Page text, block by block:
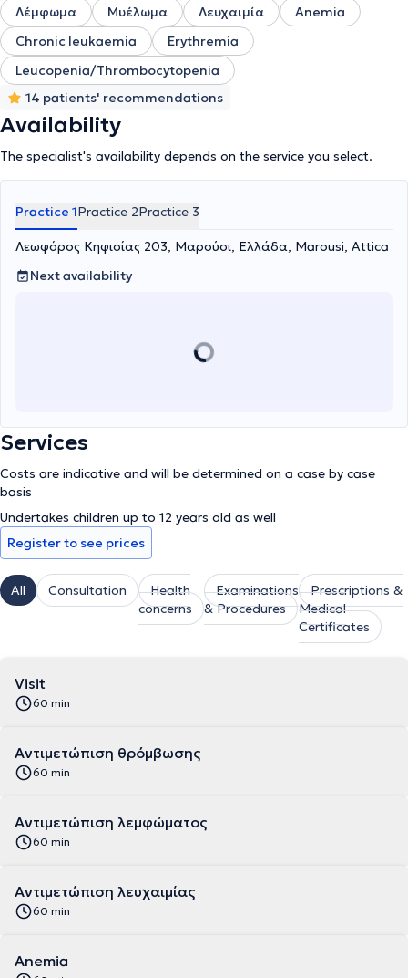
Λέμφωμα Μυέλωμα Λευχαιμία
Anemia
Chronic leukaemia
Erythremia
Leucopenia/Thrombocytopenia
14 patients' recommendations
Availability
The specialist's availability depends on the service you select.
Practice 1Practice 2Practice 3
Λεωφόρος Κηφισίας 203, Μαρούσι, Ελλάδα, Marousi, Attica
Next availability
Services
Costs are indicative and will be determined on a case by case
basis
Undertakes children up to 12 years old as well
Register to see prices
All Consultation
Health
concerns
Examinations
& Procedures
Prescriptions &
Medical
Certificates
Visit
60 min
Αντιμετώπιση θρόμβωσης
60 min
Αντιμετώπιση λεμφώματος
60 min
Αντιμετώπιση λευχαιμίας
60 min
Anemia